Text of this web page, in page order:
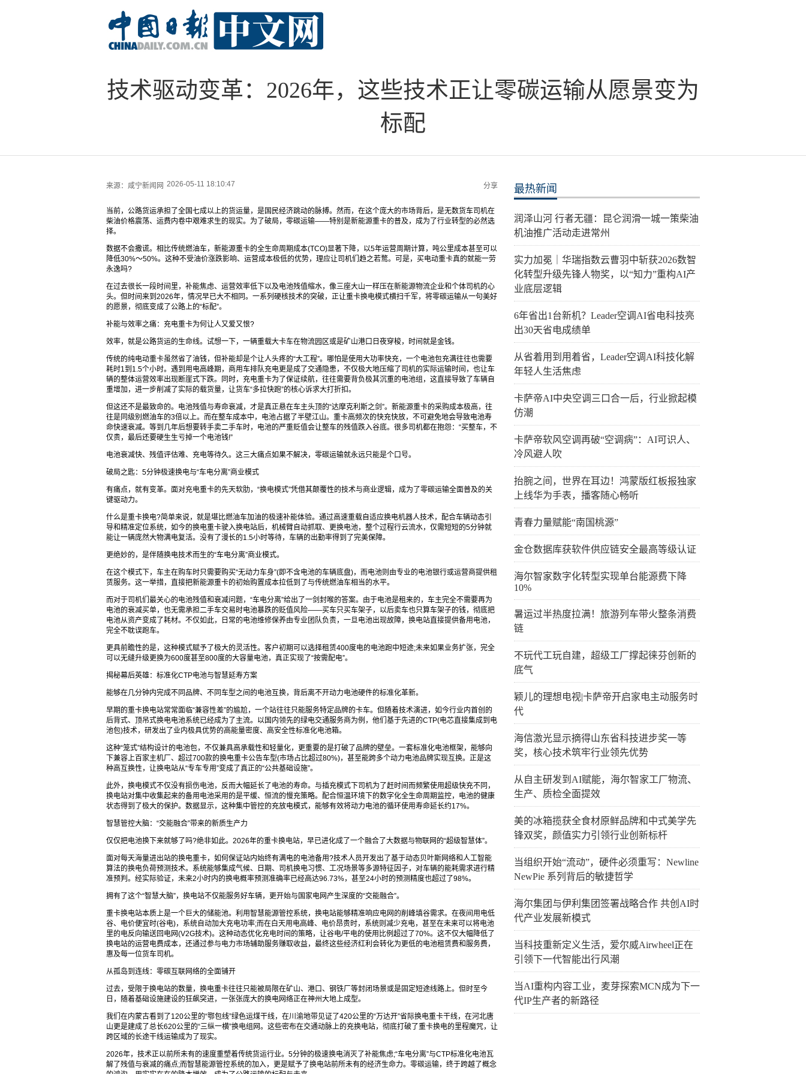
技术驱动变革：2026年，这些技术正让零碳运输从愿景变为
标配
来源： 咸宁新闻网 2026-05-11 18:10:47 分享
当前，公路货运承担了全国七成以上的货运量，是国民经济跳动的脉搏。然而，在这个庞大的市场背后，是无数货车司机在
柴油价格震荡、运费内卷中艰难求生的现实。为了破局，零碳运输——特别是新能源重卡的普及，成为了行业转型的必然选
择。
数据不会撒谎。相比传统燃油车，新能源重卡的全生命周期成本(TCO)显著下降，以5年运营周期计算，吨公里成本甚至可以
降低30%～50%。这种不受油价涨跌影响、运营成本极低的优势，理应让司机们趋之若鹜。可是，买电动重卡真的就能一劳
永逸吗?
在过去很长一段时间里，补能焦虑、运营效率低下以及电池残值缩水，像三座大山一样压在新能源物流企业和个体司机的心
头。但时间来到2026年，情况早已大不相同。一系列硬核技术的突破，正让重卡换电模式横扫千军，将零碳运输从一句美好
的愿景，彻底变成了公路上的“标配”。
补能与效率之痛：充电重卡为何让人又爱又恨?
效率，就是公路货运的生命线。试想一下，一辆重载大卡车在物流园区或是矿山港口日夜穿梭，时间就是金钱。
传统的纯电动重卡虽然省了油钱，但补能却是个让人头疼的“大工程”。哪怕是使用大功率快充，一个电池包充满往往也需要
耗时1到1.5个小时。遇到用电高峰期，商用车排队充电更是成了交通隐患，不仅极大地压缩了司机的实际运输时间，也让车
辆的整体运营效率出现断崖式下跌。同时，充电重卡为了保证续航，往往需要背负极其沉重的电池组，这直接导致了车辆自
重增加，进一步削减了实际的载货量，让货车“多拉快跑”的核心诉求大打折扣。
但这还不是最致命的。电池残值与寿命衰减，才是真正悬在车主头顶的“达摩克利斯之剑”。新能源重卡的采购成本极高，往
往是同级别燃油车的3倍以上。而在整车成本中，电池占据了半壁江山。重卡高频次的快充快放，不可避免地会导致电池寿
命快速衰减。等到几年后想要转手卖二手车时，电池的严重贬值会让整车的残值跌入谷底。很多司机都在抱怨：“买整车，不
仅贵，最后还要硬生生亏掉一个电池钱!”
电池衰减快、残值评估难、充电等待久。这三大痛点如果不解决，零碳运输就永远只能是个口号。
破局之匙：5分钟极速换电与“车电分离”商业模式
有痛点，就有变革。面对充电重卡的先天软肋，“换电模式”凭借其颠覆性的技术与商业逻辑，成为了零碳运输全面普及的关
键驱动力。
什么是重卡换电?简单来说，就是堪比燃油车加油的极速补能体验。通过高速重载自适应换电机器人技术，配合车辆动态引
导和精准定位系统，如今的换电重卡驶入换电站后，机械臂自动抓取、更换电池，整个过程行云流水，仅需短短的5分钟就
能让一辆庞然大物满电复活。没有了漫长的1.5小时等待，车辆的出勤率得到了完美保障。
更绝妙的，是伴随换电技术而生的“车电分离”商业模式。
在这个模式下，车主在购车时只需要购买“无动力车身”(即不含电池的车辆底盘)，而电池则由专业的电池银行或运营商提供租
赁服务。这一举措，直接把新能源重卡的初始购置成本拉低到了与传统燃油车相当的水平。
而对于司机们最关心的电池残值和衰减问题，“车电分离”给出了一剑封喉的答案。由于电池是租来的，车主完全不需要再为
电池的衰减买单，也无需承担二手车交易时电池暴跌的贬值风险——买车只买车架子，以后卖车也只算车架子的钱，彻底把
电池从资产变成了耗材。不仅如此，日常的电池维修保养由专业团队负责，一旦电池出现故障，换电站直接提供备用电池，
完全不耽误跑车。
更具前瞻性的是，这种模式赋予了极大的灵活性。客户初期可以选择租赁400度电的电池跑中短途;未来如果业务扩张，完全
可以无缝升级更换为600度甚至800度的大容量电池，真正实现了“按需配电”。
揭秘幕后英雄：标准化CTP电池与智慧延寿方案
能够在几分钟内完成不同品牌、不同车型之间的电池互换，背后离不开动力电池硬件的标准化革新。
早期的重卡换电站常常面临“兼容性差”的尴尬，一个站往往只能服务特定品牌的卡车。但随着技术演进，如今行业内首创的
后背式、顶吊式换电电池系统已经成为了主流。以国内领先的绿电交通服务商为例，他们基于先进的CTP(电芯直接集成到电
池包)技术，研发出了业内极具优势的高能量密度、高安全性标准化电池箱。
这种“笼式”结构设计的电池包，不仅兼具高承载性和轻量化，更重要的是打破了品牌的壁垒。一套标准化电池框架，能够向
下兼容上百家主机厂、超过700款的换电重卡公告车型(市场占比超过80%)，甚至能跨多个动力电池品牌实现互换。正是这
种高互换性，让换电站从“专车专用”变成了真正的“公共基础设施”。
此外，换电模式不仅没有损伤电池，反而大幅延长了电池的寿命。与插充模式下司机为了赶时间而频繁使用超级快充不同，
换电站对集中收集起来的备用电池采用的是平缓、恒流的慢充策略。配合恒温环境下的数字化全生命周期监控，电池的健康
状态得到了极大的保护。数据显示，这种集中管控的充放电模式，能够有效将动力电池的循环使用寿命延长约17%。
智慧管控大脑：“交能融合”带来的新质生产力
仅仅把电池换下来就够了吗?绝非如此。2026年的重卡换电站，早已进化成了一个融合了大数据与物联网的“超级智慧体”。
面对每天海量进出站的换电重卡，如何保证站内始终有满电的电池备用?技术人员开发出了基于动态贝叶斯网络和人工智能
算法的换电负荷预测技术。系统能够集成气候、日期、司机换电习惯、工况场景等多源特征因子，对车辆的能耗需求进行精
准预判。经实际验证，未来2小时内的换电概率预测准确率已经高达96.73%，甚至24小时的预测精度也超过了98%。
拥有了这个“智慧大脑”，换电站不仅能服务好车辆，更开始与国家电网产生深度的“交能融合”。
重卡换电站本质上是一个巨大的储能池。利用智慧能源管控系统，换电站能够精准响应电网的削峰填谷需求。在夜间用电低
谷、电价便宜时(谷电)，系统自动加大充电功率;而在白天用电高峰、电价昂贵时，系统则减少充电，甚至在未来可以将电池
里的电反向输送回电网(V2G技术)。这种动态优化充电时间的策略，让谷电/平电的使用比例超过了70%。这不仅大幅降低了
换电站的运营电费成本，还通过参与电力市场辅助服务赚取收益，最终这些经济红利会转化为更低的电池租赁费和服务费，
惠及每一位货车司机。
从孤岛到连线：零碳互联网络的全面铺开
过去，受限于换电站的数量，换电重卡往往只能被局限在矿山、港口、钢铁厂等封闭场景或是固定短途线路上。但时至今
日，随着基础设施建设的狂飙突进，一张张庞大的换电网络正在神州大地上成型。
我们在内蒙古看到了120公里的“鄂包线”绿色运煤干线，在川渝地带见证了420公里的“万达开”省际换电重卡干线，在河北唐
山更是建成了总长620公里的“三纵一横”换电组网。这些密布在交通动脉上的充换电站，彻底打破了重卡换电的里程魔咒，让
跨区域的长途干线运输成为了现实。
2026年，技术正以前所未有的速度重塑着传统货运行业。5分钟的极速换电消灭了补能焦虑;“车电分离”与CTP标准化电池瓦
解了残值与衰减的痛点;而智慧能源管控系统的加入，更是赋予了换电站前所未有的经济生命力。零碳运输，终于跨越了概念
最热新闻
​润泽山河 行者无疆：昆仑润滑一城一策柴油
机油推广活动走进常州
实力加冕｜华瑞指数云曹羽中斩获2026数智
化转型升级先锋人物奖，以“知力”重构AI产
业底层逻辑
6年省出1台新机？Leader空调AI省电科技亮
出30天省电成绩单
从省着用到用着省，Leader空调AI科技化解
年轻人生活焦虑
卡萨帝AI中央空调三口合一后，行业掀起模
仿潮
卡萨帝软风空调再破“空调病”：AI可识人、
冷风避人吹
抬腕之间，世界在耳边！鸿蒙版红板报独家
上线华为手表，播客随心畅听
青春力量赋能“南国桃源”
金仓数据库获软件供应链安全最高等级认证
海尔智家数字化转型实现单台能源费下降
10%
暑运过半热度拉满！旅游列车带火整条消费
链
不玩代工玩自建，超级工厂撑起徕芬创新的
底气
颖儿的理想电视|卡萨帝开启家电主动服务时
代
海信激光显示摘得山东省科技进步奖一等
奖，核心技术筑牢行业领先优势
从自主研发到AI赋能，海尔智家工厂物流、
生产、质检全面提效
美的冰箱揽获全食材原鲜品牌和中式美学先
锋双奖，颜值实力引领行业创新标杆
当组织开始“流动”，硬件必须重写：Newline
NewPie 系列背后的敏捷哲学
海尔集团与伊利集团签署战略合作 共创AI时
代产业发展新模式
当科技重新定义生活，爱尔威Airwheel正在
引领下一代智能出行风潮
当AI重构内容工业，麦芽探索MCN成为下一
代IP生产者的新路径